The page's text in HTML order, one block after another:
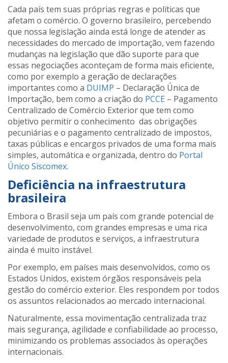
Cada país tem suas próprias regras e políticas que
afetam o comércio. O governo brasileiro, percebendo
que nossa legislação ainda está longe de atender as
necessidades do mercado de importação, vem fazendo
mudanças na legislação que dão suporte para que
essas negociações aconteçam de forma mais eficiente,
como por exemplo a geração de declarações
importantes como a DUIMP – Declaração Única de
Importação, bem como a criação do PCCE – Pagamento
Centralizado de Comércio Exterior que tem como
objetivo permitir o conhecimento das obrigações
pecuniárias e o pagamento centralizado de impostos,
taxas públicas e encargos privados de uma forma mais
simples, automática e organizada, dentro do Portal
Único Siscomex.
Deficiência na infraestrutura
brasileira
Embora o Brasil seja um país com grande potencial de
desenvolvimento, com grandes empresas e uma rica
variedade de produtos e serviços, a infraestrutura
ainda é muito instável.
Por exemplo, em países mais desenvolvidos, como os
Estados Unidos, existem órgãos responsáveis ​​pela
gestão do comércio exterior. Eles respondem ​​por todos
os assuntos relacionados ao mercado internacional.
Naturalmente, essa movimentação centralizada traz
mais segurança, agilidade e confiabilidade ao processo,
minimizando os problemas associados às operações
internacionais.